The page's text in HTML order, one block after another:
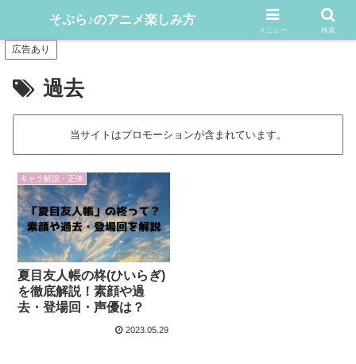
アニメや漫画をどんどん楽しむ情報発信サイト
広告あり
過去
当サイトはプロモーションが含まれています。
キャラ解説・正体
夏目友人帳の柊(ひいらぎ)
を徹底解説！素顔や過
去・登場回・声優は？
2023.05.29
そぷら♪のアニメ楽しみ方
メニュー 検索